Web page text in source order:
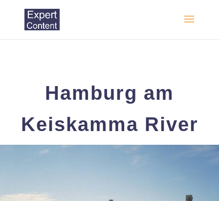
Hamburg am
Keiskamma River